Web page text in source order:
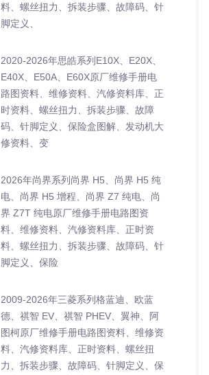
料、螺丝扭力、拆装步骤、故障码、针
脚定义、
2020-2026年思皓系列E10X、E20X、
E40X、E50A、E60X原厂维修手册电
路图资料、维修资料、汽修资料库、正
时资料、螺丝扭力、拆装步骤、故障
码、针脚定义、保险盒图解、发动机大
修资料、变
2026年尚界系列尚界 H5、尚界 H5 纯
电、尚界 H5 增程、尚界 Z7 纯电、尚
界 Z7T 纯电原厂维修手册电路图资
料、维修资料、汽修资料库、正时资
料、螺丝扭力、拆装步骤、故障码、针
脚定义、保险
2009-2026年三菱系列格蓝迪、欧蓝
德、祺智 EV、祺智 PHEV、翼神、阿
图柯原厂维修手册电路图资料、维修资
料、汽修资料库、正时资料、螺丝扭
力、拆装步骤、故障码、针脚定义、保